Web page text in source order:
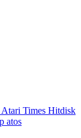
Atari Times Hitdisk
atos